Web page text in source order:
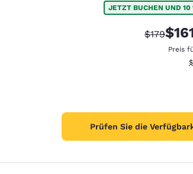
JETZT BUCHEN UND 10
$179
Preis
Prüfen Sie die